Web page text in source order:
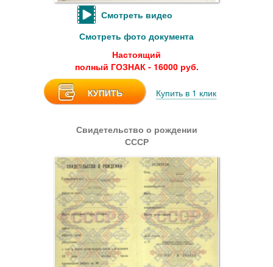
Смотреть видео
Смотреть фото документа
Настоящий
полный ГОЗНАК - 16000 руб.
КУПИТЬ Купить в 1 клик
Свидетельство о рождении
СССР